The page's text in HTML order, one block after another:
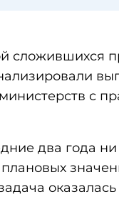
сложившихся
с
два года